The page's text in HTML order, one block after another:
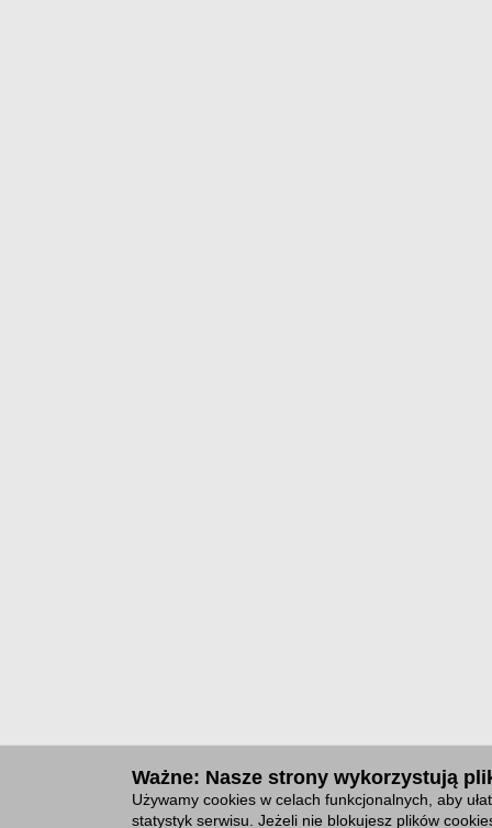
Ważne: Nasze strony wykorzystują
Używamy cookies w celach funkcjonalnych, aby
statystyk serwisu. Jeżeli nie blokujesz plików